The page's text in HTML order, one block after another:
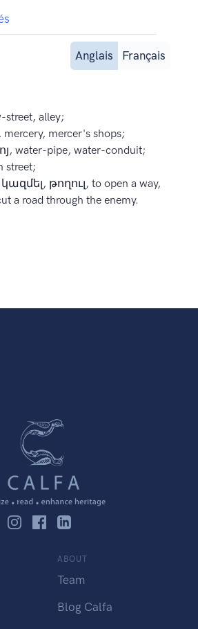
Anglais
Français
alley;
mercer's shops;
water-pipe, water-conduit;
street;
թողուլ, to open a way,
a road through the enemy.
ABOUT
Team
Blog Calfa